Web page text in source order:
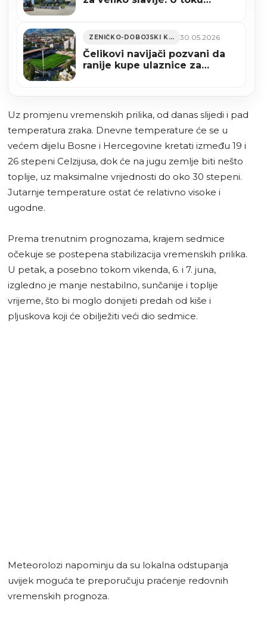
ligu (VIDEO)
ZENIČKO-DOBOJSKI KANTON 30.05.2026
Čelikovi navijači pozvani da
ranije kupe ulaznice za
Uz promjenu vremenskih prilika, od danas slijedi i pad
temperatura zraka. Dnevne temperature će se u
većem dijelu Bosne i Hercegovine kretati između 19 i
26 stepeni Celzijusa, dok će na jugu zemlje biti nešto
toplije, uz maksimalne vrijednosti do oko 30 stepeni.
Jutarnje temperature ostat će relativno visoke i
ugodne.
Prema trenutnim prognozama, krajem sedmice
očekuje se postepena stabilizacija vremenskih prilika.
U petak, a posebno tokom vikenda, 6. i 7. juna,
izgledno je manje nestabilno, sunčanije i toplije
vrijeme, što bi moglo donijeti predah od kiše i
pljuskova koji će obilježiti veći dio sedmice.
Meteorolozi napominju da su lokalna odstupanja
uvijek moguća te preporučuju praćenje redovnih
vremenskih prognoza.